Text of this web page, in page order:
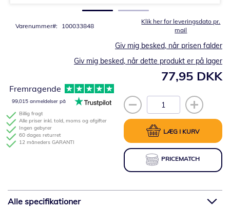
Klik her for leveringsdato pr.
mail
Varenummer 100033848
77,95 DKK
Giv mig besked, når prisen falder
Giv mig besked, når dette produkt er på lager
LÆG I KURV
PRICEMATCH
Billig fragt
Alle priser inkl. told, moms og afgifter
Ingen gebyrer
60 dages returret
12 måneders GARANTI
Fremragende
99,015 anmeldelser på
Alle specifikationer